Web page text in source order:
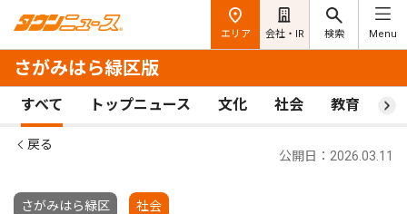
エリア 会社・IR 検索 Menu
さがみはら緑区版
すべて トップニュース 文化 社会 教育 ス
戻る
さがみはら緑区 社会
公開日：2026.03.11